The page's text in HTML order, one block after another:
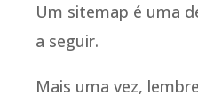
Um sitemap é uma
a seguir.
Mais uma vez,